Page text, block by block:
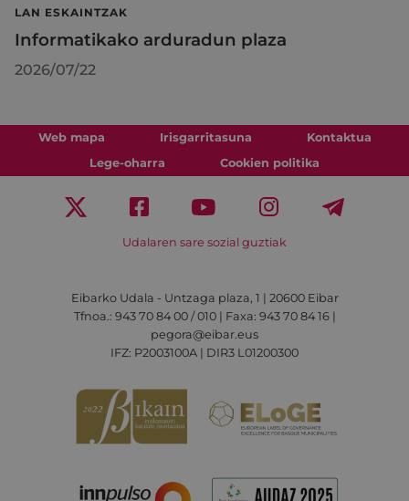
LAN ESKAINTZAK
Informatikako arduradun plaza
2026/07/22
Web mapa Irisgarritasuna
Kontaktua
Lege-oharra
Cookien politika
Udalaren sare sozial guztiak
Eibarko Udala - Untzaga plaza, 1 | 20600 Eibar
Tfnoa.: 943 70 84 00 / 010 | Faxa: 943 70 84 16 |
pegora@eibar.eus
IFZ: P2003100A | DIR3 L01200300